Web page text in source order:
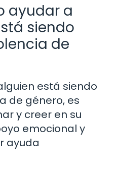
ayudar a
siendo
de
está siendo
de género, es
y creer en su
emocional y
ayuda